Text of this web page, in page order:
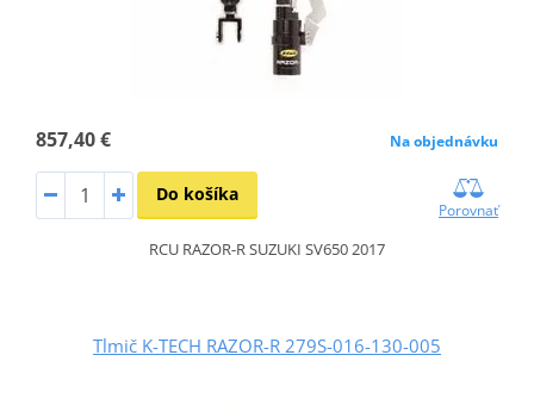
857,40 € Na objednávku
Do košíka
Porovnať
RCU RAZOR-R SUZUKI SV650 2017
Tlmič K-TECH RAZOR-R 279S-016-130-005